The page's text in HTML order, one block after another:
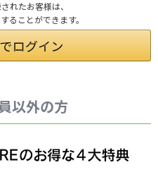
れたお客様は、
ることができます。
以外の方